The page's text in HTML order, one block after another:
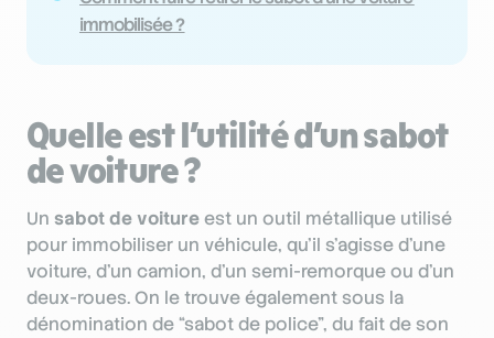
immobilisée ?
Quelle est l’utilité d’un sabot
de voiture ?
Un sabot de voitureest un outil métallique utilisé
pour immobiliser un véhicule, qu’il s’agisse d’une
voiture, d’un camion, d’un semi-remorque ou d’un
deux-roues. On le trouve également sous la
dénomination de “sabot de police”, du fait de son